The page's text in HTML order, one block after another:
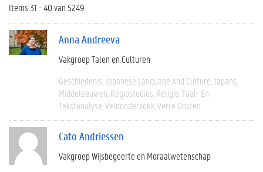
Items 31 - 40 van 5249
Anna Andreeva
Vakgroep Talen en Culturen
Geschiedenis Japanese Language And Culture Japans
Middeleeuwen Regiostudies Religie Taal- En
Tekstanalyse Veldonderzoek Verre Oosten
Cato Andriessen
Vakgroep Wijsbegeerte en Moraalwetenschap